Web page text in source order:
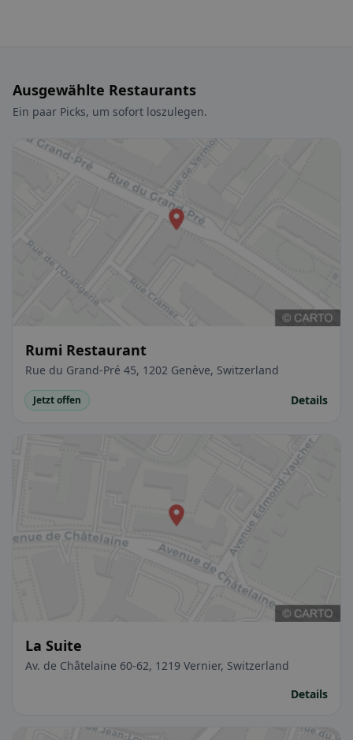
Ausgewählte Restaurants
Ein paar Picks, um sofort loszulegen.
Rumi Restaurant
Rue du Grand-Pré 45, 1202 Genève, Switzerland
Jetzt offen Details
La Suite
Av. de Châtelaine 60-62, 1219 Vernier, Switzerland
Details